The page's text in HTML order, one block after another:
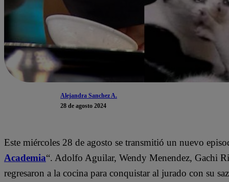
Alejandra Sanchez A.
28 de agosto 2024
Este miércoles 28 de agosto se transmitió un nuevo
Academia“. Adolfo Aguilar, Wendy Menendez, Gachi
regresaron a la cocina para conquistar al jurado con su